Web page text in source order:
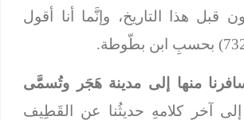
قبل هذا التاريخ، وإنَّما أنا أقول
منها إلى مدينة هَجَر وتُسمَّى
آخرِ كلامهِ حديثُنا عن القَطِيف